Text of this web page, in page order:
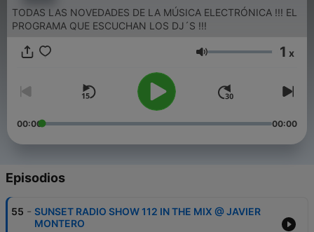
TODAS LAS NOVEDADES DE LA MÚSICA ELECTRÓNICA !!! EL
PROGRAMA QUE ESCUCHAN LOS DJ´S !!!
Volumen 1 x
00:00 00:00
Episodios
55 - SUNSET RADIO SHOW 112 IN THE MIX @ JAVIER
MONTERO